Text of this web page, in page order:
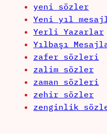
yeni sözler
Yeni yıl
Yerli Yazarlar
Yılbaşı
zafer sözleri
zalim sözler
zaman sözleri
zehir sözler
zenginlik